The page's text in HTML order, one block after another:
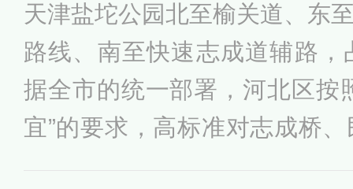
天津盐坨公园北至榆关道、东
路线、南至快速志成道辅路
据全市的统一部署，河北区按
宜”的要求，高标准对志成桥